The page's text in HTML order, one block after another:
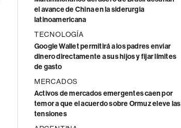
el avance de China en la siderurgia
latinoamericana
TECNOLOGÍA
Google Wallet permitirá a los padres enviar
dinero directamente a sus hijos y fijar límites
de gasto
MERCADOS
Activos de mercados emergentes caen por
temor a que el acuerdo sobre Ormuz eleve las
tensiones